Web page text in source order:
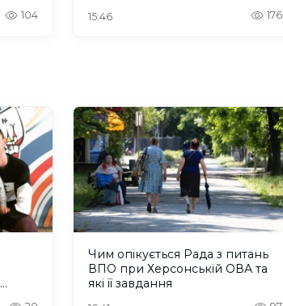
104 15:46 176
Чим опікується Рада з питань
ВПО при Херсонській ОВА та
які її завдання